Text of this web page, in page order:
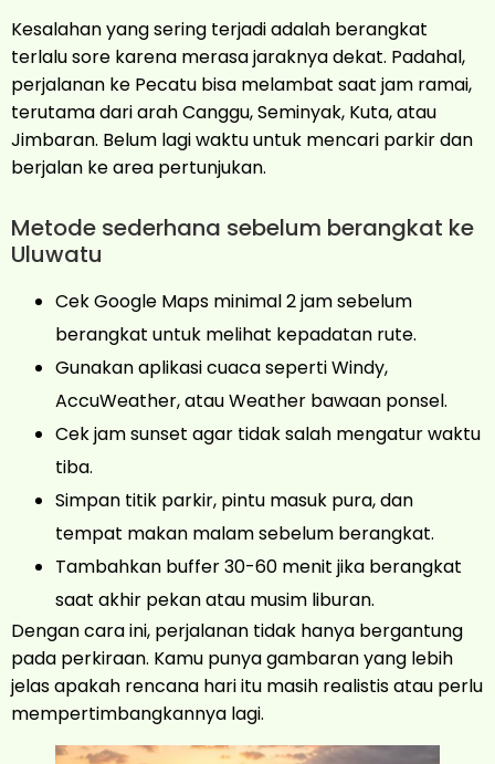
Kesalahan yang sering terjadi adalah berangkat
terlalu sore karena merasa jaraknya dekat. Padahal,
perjalanan ke Pecatu bisa melambat saat jam ramai,
terutama dari arah Canggu, Seminyak, Kuta, atau
Jimbaran. Belum lagi waktu untuk mencari parkir dan
berjalan ke area pertunjukan.
Metode sederhana sebelum berangkat ke
Uluwatu
Cek Google Maps minimal 2 jam sebelum
berangkat untuk melihat kepadatan rute.
Gunakan aplikasi cuaca seperti Windy,
AccuWeather, atau Weather bawaan ponsel.
Cek jam sunset agar tidak salah mengatur waktu
tiba.
Simpan titik parkir, pintu masuk pura, dan
tempat makan malam sebelum berangkat.
Tambahkan buffer 30-60 menit jika berangkat
saat akhir pekan atau musim liburan.
Dengan cara ini, perjalanan tidak hanya bergantung
pada perkiraan. Kamu punya gambaran yang lebih
jelas apakah rencana hari itu masih realistis atau perlu
mempertimbangkannya lagi.